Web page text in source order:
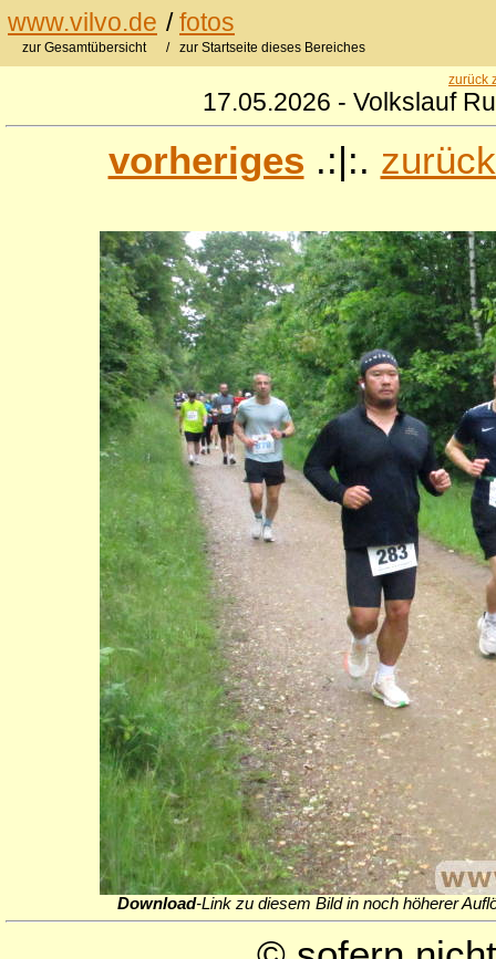
www.vilvo.de /fotos
zur Gesamtübersicht / zur Startseite dieses Bereiches
zurück
17.05.2026 - Volkslauf
vorheriges .:|:.
Download-Link zu diesem Bild in noch höherer